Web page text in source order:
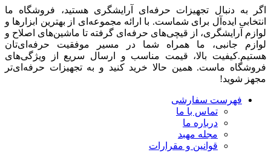
اگر به دنبال تجهیزات حرفه‌ای آرایشگری هستید، فروشگاه ما
انتخابی ایده‌آل برای شماست. با ارائه مجموعه‌ای از بهترین ابزارها و
لوازم آرایشگری، از قیچی‌های حرفه‌ای گرفته تا ماشین‌های اصلاح و
لوازم جانبی، ما همراه شما در مسیر موفقیت حرفه‌ای‌تان
هستیم.کیفیت بالا، قیمت مناسب و ارسال سریع از ویژگی‌های
فروشگاه ماست. همین حالا خرید کنید و به تجهیزات حرفه‌ای‌تر
مجهز شوید!
فهرست سفارشی
تماس با ما
درباره ما
مجله مهبد
قوانین و مقرارات